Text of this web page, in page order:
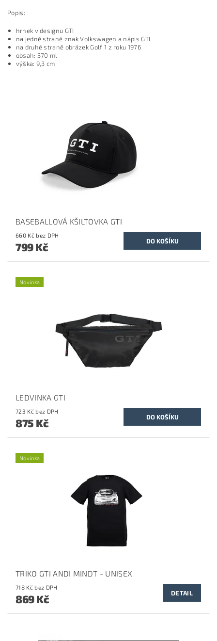
Popis:
hrnek v designu GTI
na jedné straně znak Volkswagen a nápis GTI
na druhé straně obrázek Golf 1 z roku 1976
obsah: 370 ml
výška: 9,3 cm
BASEBALLOVÁ KŠILTOVKA GTI
660 Kč bez DPH
799 Kč
Novinka
LEDVINKA GTI
723 Kč bez DPH
875 Kč
Novinka
TRIKO GTI ANDI MINDT - UNISEX
718 Kč bez DPH
869 Kč DETAIL